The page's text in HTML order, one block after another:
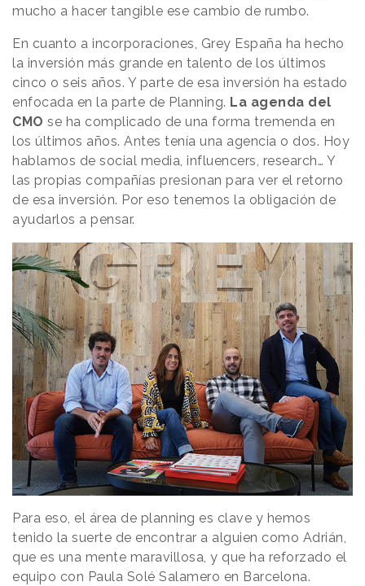
mucho a hacer tangible ese cambio de rumbo.
En cuanto a incorporaciones, Grey España ha hecho
la inversión más grande en talento de los últimos
cinco o seis años. Y parte de esa inversión ha estado
enfocada en la parte de Planning. La agenda del
CMO se ha complicado de una forma tremenda en
los últimos años. Antes tenía una agencia o dos. Hoy
hablamos de social media, influencers, research… Y
las propias compañías presionan para ver el retorno
de esa inversión. Por eso tenemos la obligación de
ayudarlos a pensar.
Para eso, el área de planning es clave y hemos
tenido la suerte de encontrar a alguien como Adrián,
que es una mente maravillosa, y que ha reforzado el
equipo con Paula Solé Salamero en Barcelona.